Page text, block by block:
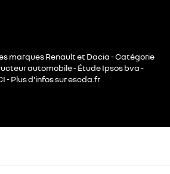
marques Renault et Dacia - Catégorie
automobile - Étude Ipsos bva -
- Plus d’infos sur escda.fr